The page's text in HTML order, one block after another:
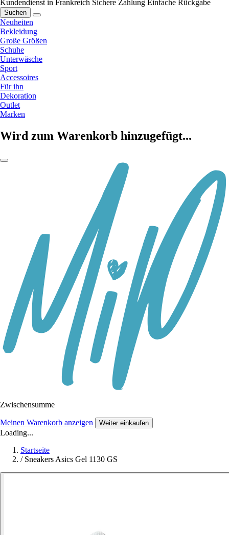
Kundendienst in Frankreich Sichere Zahlung Einfache Rückgabe
Suchen
Neuheiten
Bekleidung
Große Größen
Schuhe
Unterwäsche
Sport
Accessoires
Für ihn
Dekoration
Outlet
Marken
Wird zum Warenkorb hinzugefügt...
Zwischensumme
Meinen Warenkorb anzeigen Weiter einkaufen
Loading...
Startseite
/ Sneakers Asics Gel 1130 GS